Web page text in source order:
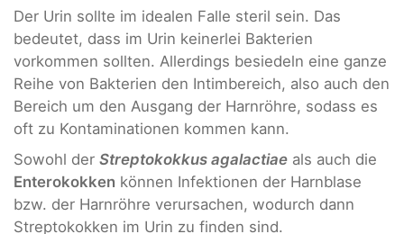
Der Urin sollte im idealen Falle steril sein. Das
bedeutet, dass im Urin keinerlei Bakterien
vorkommen sollten. Allerdings besiedeln eine ganze
Reihe von Bakterien den Intimbereich, also auch den
Bereich um den Ausgang der Harnröhre, sodass es
oft zu Kontaminationen kommen kann.
Sowohl der Streptokokkus agalactiae als auch die
Enterokokken können Infektionen der Harnblase
bzw. der Harnröhre verursachen, wodurch dann
Streptokokken im Urin zu finden sind.